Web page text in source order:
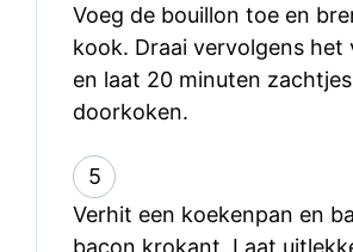
Voeg de bouillon toe en
kook. Draai vervolgens het
en laat 20 minuten zachtjes
doorkoken.
5
Verhit een koekenpan en
bacon krokant. Laat